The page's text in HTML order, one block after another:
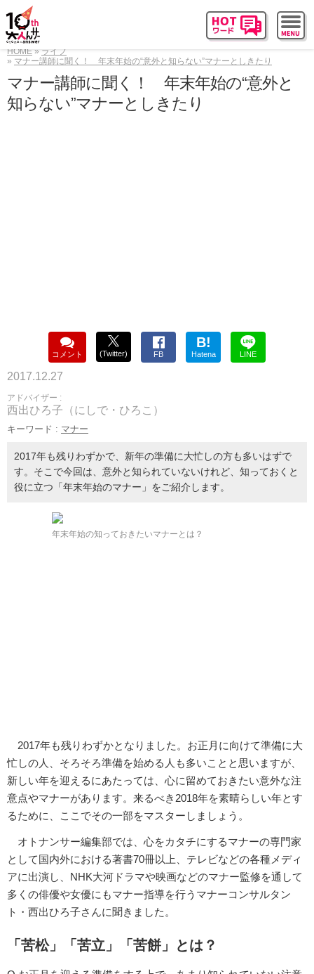
HOME
ライフ
マナー講師に聞く！ 年末年始の“意外と知らない”マナーとしきたり
マナー講師に聞く！ 年末年始の“意外と
知らない”マナーとしきたり
コメント (Twitter) FB
B!
Hatena LINE
2017.12.27
アドバイザー :
西出ひろ子（にしで・ひろこ）
キーワード : マナー
2017年も残りわずかで、新年の準備に大忙しの方も多いはずで
す。そこで今回は、意外と知られていないけれど、知っておくと
役に立つ「年末年始のマナー」をご紹介します。
年末年始の知っておきたいマナーとは？
2017年も残りわずかとなりました。お正月に向けて準備に大
忙しの人、そろそろ準備を始める人も多いことと思いますが、
新しい年を迎えるにあたっては、心に留めておきたい意外な注
意点やマナーがあります。来るべき2018年を素晴らしい年とす
るために、ここでその一部をマスターしましょう。
オトナンサー編集部では、心をカタチにするマナーの専門家
として国内外における著書70冊以上、テレビなどの各種メディ
アに出演し、NHK大河ドラマや映画などのマナー監修を通して
多くの俳優や女優にもマナー指導を行うマナーコンサルタン
ト・西出ひろ子さんに聞きました。
「苦松」「苦立」「苦餅」とは？